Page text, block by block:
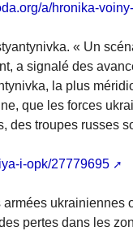
a/hronika-
« Un
a signalé des
la plus
que les forces
des troupes russes
i-opk/27779695
ukrainiennes
pertes dans les